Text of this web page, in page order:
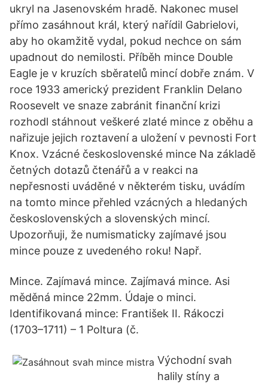
ukryl na Jasenovském hradě. Nakonec musel
přímo zasáhnout král, který nařídil Gabrielovi,
aby ho okamžitě vydal, pokud nechce on sám
upadnout do nemilosti. Příběh mince Double
Eagle je v kruzích sběratelů mincí dobře znám. V
roce 1933 americký prezident Franklin Delano
Roosevelt ve snaze zabránit finanční krizi
rozhodl stáhnout veškeré zlaté mince z oběhu a
nařizuje jejich roztavení a uložení v pevnosti Fort
Knox. Vzácné československé mince Na základě
četných dotazů čtenářů a v reakci na
nepřesnosti uváděné v některém tisku, uvádím
na tomto mince přehled vzácných a hledaných
československých a slovenských mincí.
Upozorňuji, že numismaticky zajímavé jsou
mince pouze z uvedeného roku! Např.
Mince. Zajímavá mince. Zajímavá mince. Asi
měděná mince 22mm. Údaje o minci.
Identifikovaná mince: František II. Rákoczi
(1703–1711) – 1 Poltura (č.
Východní svah
halily stíny a